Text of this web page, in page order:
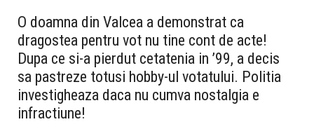
O doamna din Valcea a demonstrat ca
dragostea pentru vot nu tine cont de acte!
Dupa ce si-a pierdut cetatenia in ’99, a decis
sa pastreze totusi hobby-ul votatului. Politia
investigheaza daca nu cumva nostalgia e
infractiune!